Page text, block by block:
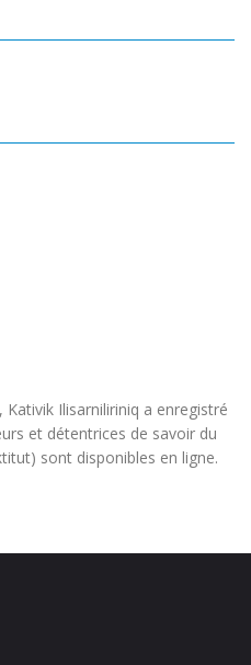
, Kativik Ilisarniliriniq a enregistré
et détentrices de savoir du
sont disponibles en ligne.